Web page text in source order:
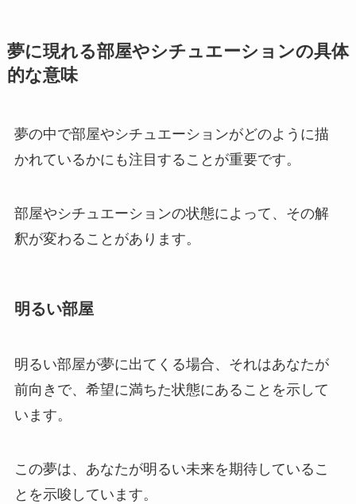
夢に現れる部屋やシチュエーションの具体
的な意味
夢の中で部屋やシチュエーションがどのように描
かれているかにも注目することが重要です。
部屋やシチュエーションの状態によって、その解
釈が変わることがあります。
明るい部屋
明るい部屋が夢に出てくる場合、それはあなたが
前向きで、希望に満ちた状態にあることを示して
います。
この夢は、あなたが明るい未来を期待しているこ
とを示唆しています。